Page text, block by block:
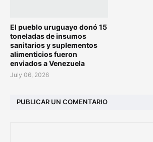
El pueblo uruguayo donó 15
toneladas de insumos
sanitarios y suplementos
alimenticios fueron
enviados a Venezuela
July 06, 2026
PUBLICAR UN COMENTARIO